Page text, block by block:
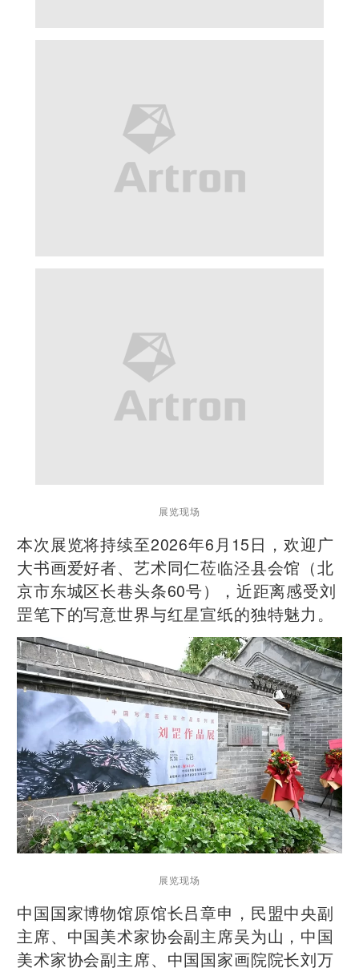
展览现场
本次展览将持续至2026年6月15日，欢迎广
大书画爱好者、艺术同仁莅临泾县会馆（北
京市东城区长巷头条60号），近距离感受刘
罡笔下的写意世界与红星宣纸的独特魅力。
展览现场
中国国家博物馆原馆长吕章申，民盟中央副
主席、中国美术家协会副主席吴为山，中国
美术家协会副主席、中国国家画院院长刘万